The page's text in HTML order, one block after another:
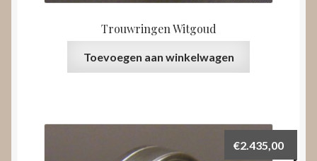
Trouwringen Witgoud
Toevoegen aan winkelwagen
€2.435,00